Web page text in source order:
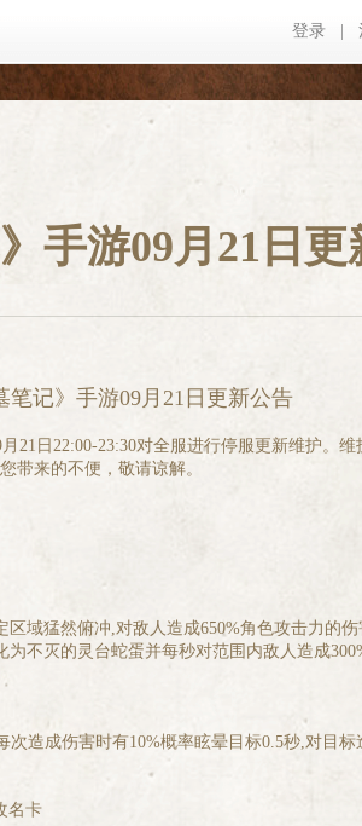
登录
手游09月21日
笔记》手游09月21日更新公告
21日22:00-23:30对全服进行停服更新维护
带来的不便，敬请谅解。
域猛然俯冲,对敌人造成650%角色攻击力的
不灭的灵台蛇蛋并每秒对范围内敌人造成
造成伤害时有10%概率眩晕目标0.5秒,对目
名卡